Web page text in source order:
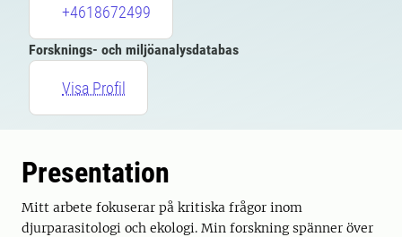
+4618672499
Forsknings- och miljöanalysdatabas
Visa Profil
Presentation
Mitt arbete fokuserar på kritiska frågor inom
djurparasitologi och ekologi. Min forskning spänner över